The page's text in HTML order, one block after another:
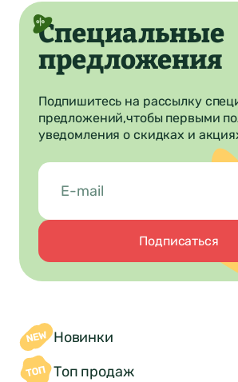
Специальные
предложения
Подпишитесь на рассылку
предложений,чтобы первыми
уведомления о скидках и
Подписаться
Новинки
Топ продаж